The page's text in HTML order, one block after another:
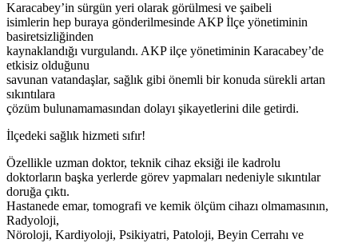
Karacabey’in sürgün yeri olarak görülmesi ve şaibeli
isimlerin hep buraya gönderilmesinde AKP İlçe yönetiminin
basiretsizliğinden
kaynaklandığı vurgulandı. AKP ilçe yönetiminin Karacabey’de
etkisiz olduğunu
savunan vatandaşlar, sağlık gibi önemli bir konuda sürekli artan
sıkıntılara
çözüm bulunamamasından dolayı şikayetlerini dile getirdi.
İlçedeki sağlık hizmeti sıfır!
Özellikle uzman doktor, teknik cihaz eksiği ile kadrolu
doktorların başka yerlerde görev yapmaları nedeniyle sıkıntılar
doruğa çıktı.
Hastanede emar, tomografi ve kemik ölçüm cihazı olmamasının,
Radyoloji,
Nöroloji, Kardiyoloji, Psikiyatri, Patoloji, Beyin Cerrahı ve